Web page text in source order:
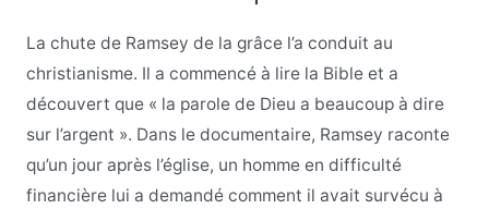
La chute de Ramsey de la grâce l’a conduit au
christianisme. Il a commencé à lire la Bible et a
découvert que « la parole de Dieu a beaucoup à dire
sur l’argent ». Dans le documentaire, Ramsey raconte
qu’un jour après l’église, un homme en difficulté
financière lui a demandé comment il avait survécu à